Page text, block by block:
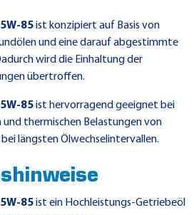
85ist konzipiert auf Basis von
und eine darauf abgestimmte
wird die Einhaltung der
übertroffen.
85ist hervorragend geeignet bei
und thermischen Belastungen von
längsten Ölwechselintervallen.
85ist ein Hochleistungs-Getriebeöl